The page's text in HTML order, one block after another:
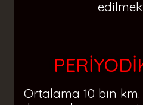
Ortalama 10 bin